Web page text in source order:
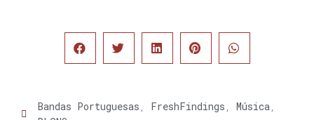
Bandas Portuguesas , FreshFindings , Música,